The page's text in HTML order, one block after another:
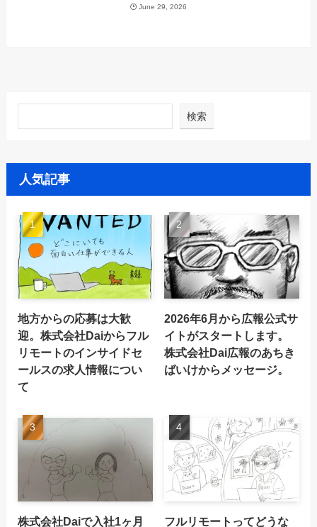
June 29, 2026
検索
人気記事
地方からの応募は大歓
迎。株式会社Daiからフル
リモートのインサイドセ
ールスの求人情報につい
て
2026年6月から広報公式サ
イトがスタートします。
株式会社Dai広報のあちき
ばいけからメッセージ。
株式会社Daiで入社1ヶ月
フルリモートってどうな